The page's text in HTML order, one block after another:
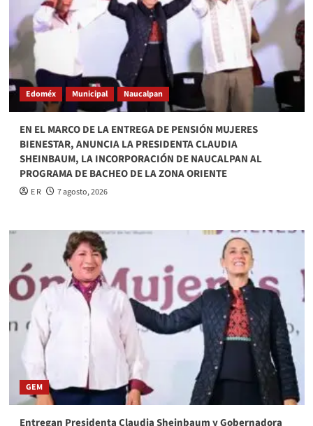
Edoméx Municipal Naucalpan
EN EL MARCO DE LA ENTREGA DE PENSIÓN MUJERES
BIENESTAR, ANUNCIA LA PRESIDENTA CLAUDIA
SHEINBAUM, LA INCORPORACIÓN DE NAUCALPAN AL
PROGRAMA DE BACHEO DE LA ZONA ORIENTE
E R 7 agosto, 2026
GEM
Entregan Presidenta Claudia Sheinbaum y Gobernadora